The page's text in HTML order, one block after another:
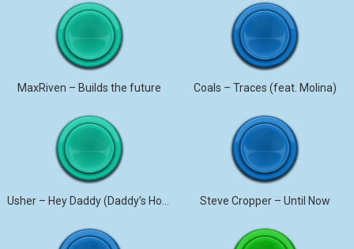
MaxRiven – Builds the future Coals – Traces (feat. Molina)
Steve Cropper – Until Now